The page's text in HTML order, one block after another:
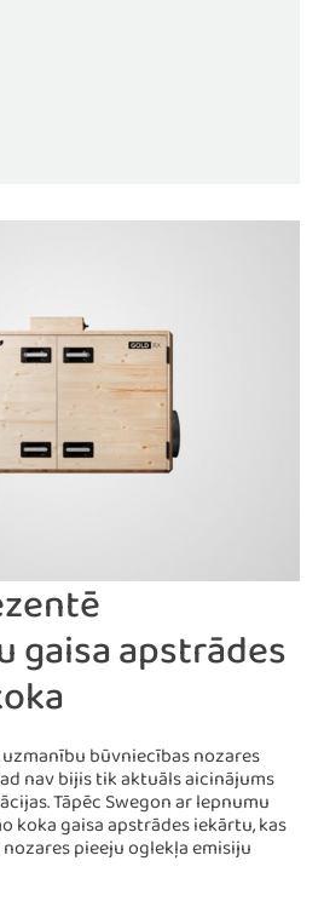
apstrādes
būvniecības nozares
nav bijis tik aktuāls aicinājums
Tāpēc Swegon ar lepnumu
koka gaisa apstrādes iekārtu, kas
pieeju oglekļa emisiju